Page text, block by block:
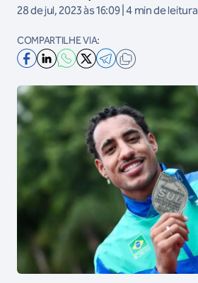
28 de jul, 2023 às 16:09 | 4 min de leitura
COMPARTILHE VIA: